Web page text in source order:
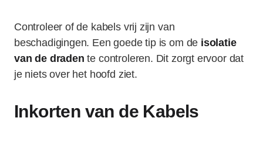
Controleer of de kabels vrij zijn van
beschadigingen. Een goede tip is om de isolatie
van de draden te controleren. Dit zorgt ervoor dat
je niets over het hoofd ziet.
Inkorten van de Kabels